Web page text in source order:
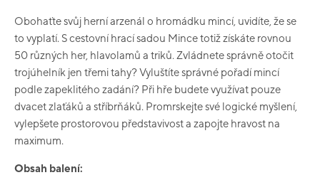
Obohaťte svůj herní arzenál o hromádku mincí, uvidíte, že se
to vyplatí. S cestovní hrací sadou Mince totiž získáte rovnou
50 různých her, hlavolamů a triků. Zvládnete správně otočit
trojúhelník jen třemi tahy? Vyluštíte správné pořadí mincí
podle zapeklitého zadání? Při hře budete využívat pouze
dvacet zlaťáků a stříbrňáků. Promrskejte své logické myšlení,
vylepšete prostorovou představivost a zapojte hravost na
maximum.
Obsah balení: